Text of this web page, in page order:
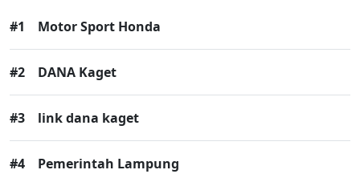
#1 Motor Sport Honda
#2 DANA Kaget
#3 link dana kaget
#4 Pemerintah Lampung